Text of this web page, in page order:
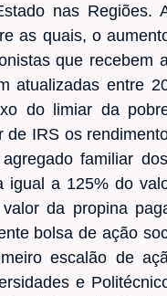
nas Regiões.
as quais, o
que
atualizadas entre
do limiar da
de IRS os
familiar
igual a 125% do
da propina
bolsa de ação
escalão de
e